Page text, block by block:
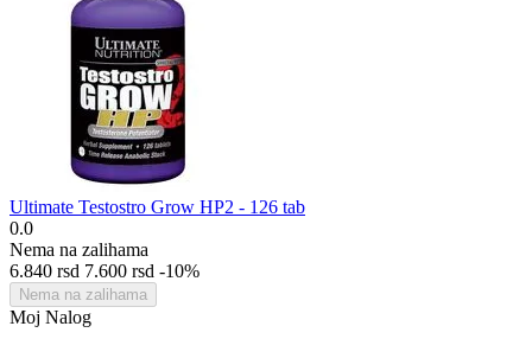
Ultimate Testostro Grow HP2 - 126 tab
0.0
Nema na zalihama
6.840 rsd 7.600 rsd -10%
Nema na zalihama
Moj Nalog